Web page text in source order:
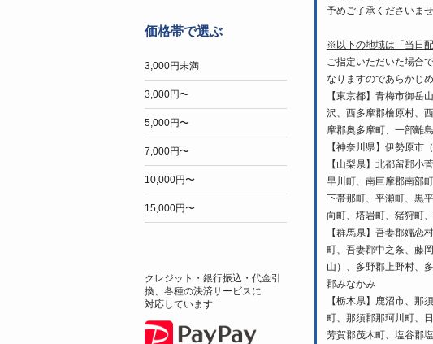
予めご了承くださいませ
※以下の地域は「当日
ご指定いただいた場合
なりますのであらかじ
【東京都】青梅市御岳
沢、西多摩郡檜原村、
摩郡奥多摩町、一部離島
【神奈川県】伊勢原市
【山梨県】北都留郡小
早川町、南巨摩郡南部
下帯那町、平瀬町、黒
向町、塔岩町、猪狩町
【群馬県】吾妻郡嬬恋
町、吾妻郡中之条、藤
山）、多野郡上野村、
郡みなかみ
【栃木県】鹿沼市、那
町、那須郡那珂川町、
芳賀郡茂木町、塩谷郡
価格帯で選ぶ
3,000円未満
3,000円〜
5,000円〜
7,000円〜
10,000円〜
15,000円〜
クレジット・銀行振込・代金引
換、各種の決済サービスに
対応しています